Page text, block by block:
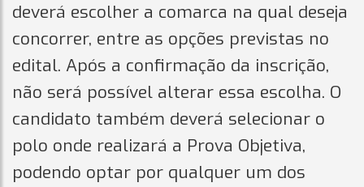
deverá escolher a comarca na qual deseja
concorrer, entre as opções previstas no
edital. Após a confirmação da inscrição,
não será possível alterar essa escolha. O
candidato também deverá selecionar o
polo onde realizará a Prova Objetiva,
podendo optar por qualquer um dos